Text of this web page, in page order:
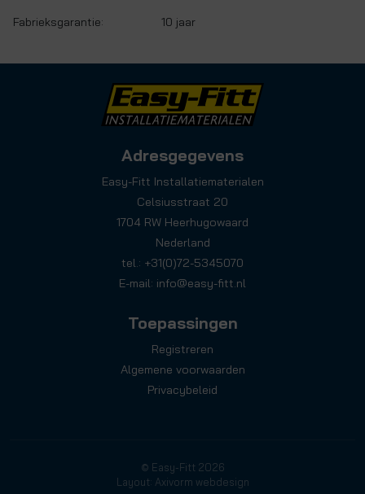
Fabrieksgarantie: 10 jaar
Adresgegevens
Easy-Fitt Installatiematerialen
Celsiusstraat 20
1704 RW Heerhugowaard
Nederland
tel.: +31(0)72-5345070
E-mail: info@easy-fitt.nl
Toepassingen
Registreren
Algemene voorwaarden
Privacybeleid
© Easy-Fitt 2026
Layout: Axivorm webdesign